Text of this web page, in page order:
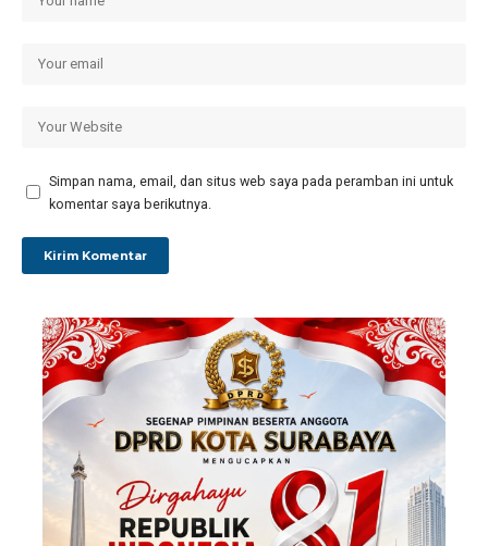
Simpan nama, email, dan situs web saya pada peramban ini untuk
komentar saya berikutnya.